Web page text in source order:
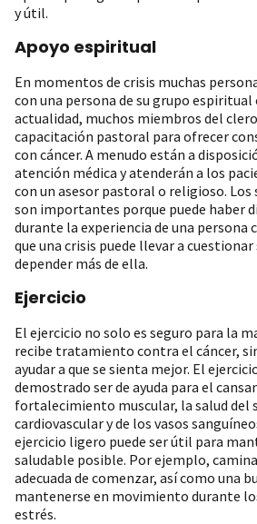
y útil.
Apoyo espiritual
En momentos de crisis muchas
con una persona de su grupo
actualidad, muchos miembros del
capacitación pastoral para ofrecer
con cáncer. A menudo están a
atención médica y atenderán a los
con un asesor pastoral o religioso.
son importantes porque puede haber
durante la experiencia de una persona
que una crisis puede llevar a cuestionar
depender más de ella.
Ejercicio
El ejercicio no solo es seguro para la
recibe tratamiento contra el cáncer,
ayudar a que se sienta mejor. El
demostrado ser de ayuda para el
fortalecimiento muscular, la salud del
cardiovascular y de los vasos
ejercicio ligero puede ser útil para
saludable posible. Por ejemplo,
adecuada de comenzar, así como una
mantenerse en movimiento durante
estrés.